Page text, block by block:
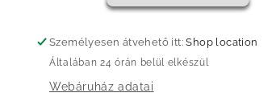
Személyesen átvehető itt:Shop location
Általában 24 órán belül elkészül
Webáruház adatai